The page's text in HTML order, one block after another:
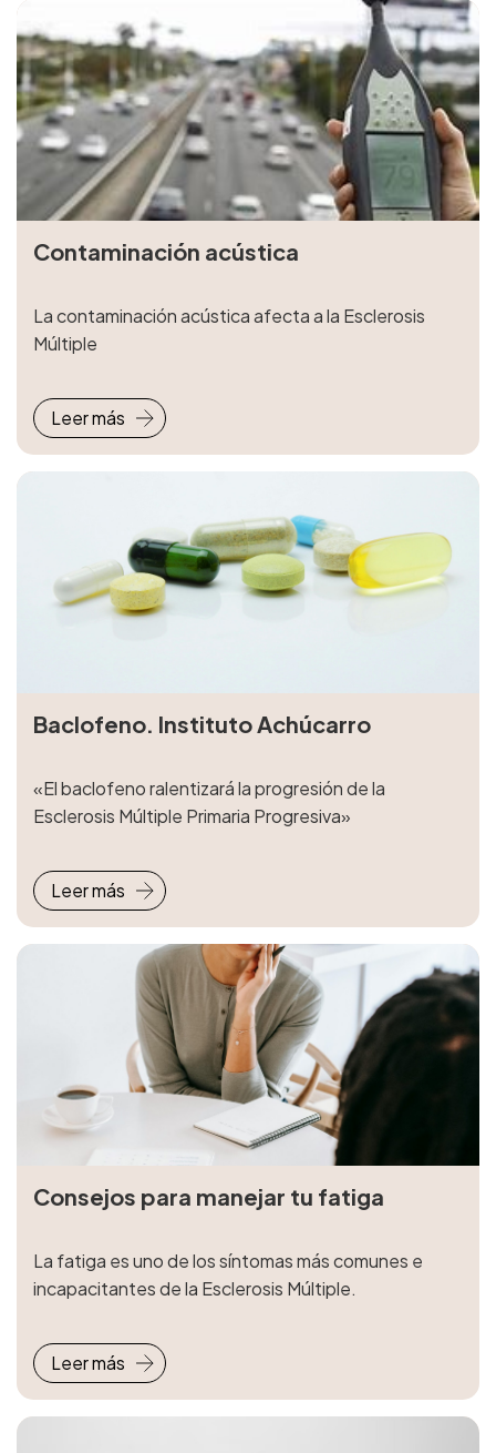
Contaminación acústica
La contaminación acústica afecta a la Esclerosis
Múltiple
Leer más
Baclofeno. Instituto Achúcarro
«El baclofeno ralentizará la progresión de la
Esclerosis Múltiple Primaria Progresiva»
Leer más
Consejos para manejar tu fatiga
La fatiga es uno de los síntomas más comunes e
incapacitantes de la Esclerosis Múltiple.
Leer más